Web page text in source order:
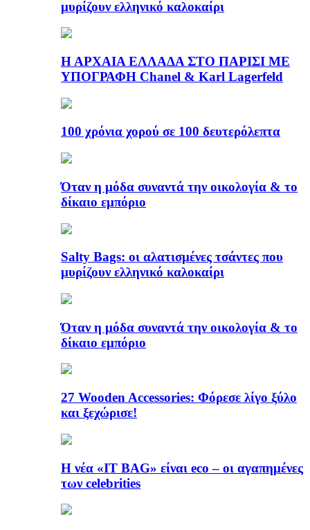
μυρίζουν ελληνικό καλοκαίρι
Η ΑΡΧΑΙΑ ΕΛΛΑΔΑ ΣΤΟ ΠΑΡΙΣΙ ΜΕ
ΥΠΟΓΡΑΦΗ Chanel & Karl Lagerfeld
100 χρόνια χορού σε 100 δευτερόλεπτα
Όταν η μόδα συναντά την οικολογία & το
δίκαιο εμπόριο
Salty Bags: οι αλατισμένες τσάντες που
μυρίζουν ελληνικό καλοκαίρι
Όταν η μόδα συναντά την οικολογία & το
δίκαιο εμπόριο
27 Wooden Accessories: Φόρεσε λίγο ξύλο
και ξεχώρισε!
Η νέα «IT BAG» είναι eco – οι αγαπημένες
των celebrities